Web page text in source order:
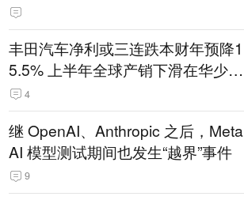
丰田汽车净利或三连跌本财年预降1
5.5% 上半年全球产销下滑在华少卖
14.3万辆
4
继 OpenAI、Anthropic 之后，Meta
AI 模型测试期间也发生“越界”事件
9